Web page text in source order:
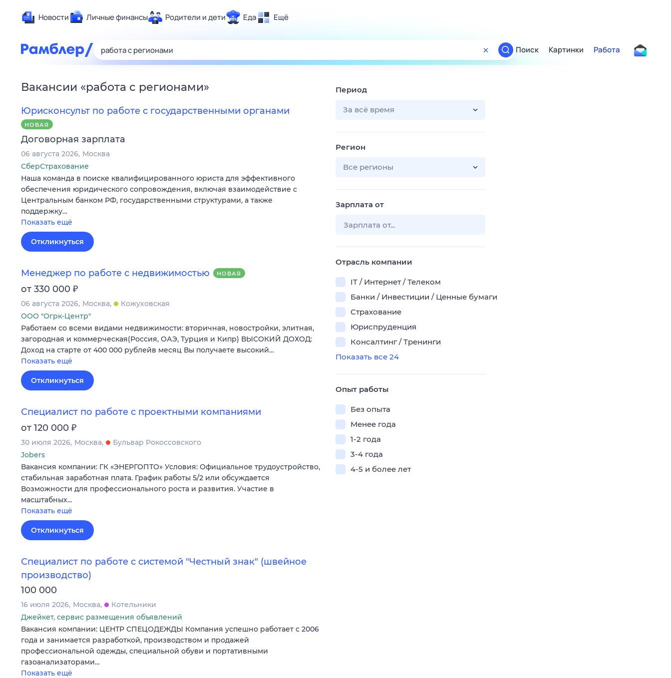
Новости Личные финансы Родители и дети Еда Ещё
Развлечения и отдых
Спорт
Карьера
Гороскопы
Поиск
ТВ-программа
Поиск Картинки Работа
Вакансии «работа с регионами»
Юрисконсульт по работе с государственными органами
НОВАЯ
Договорная зарплата
06 августа 2026 Москва
СберСтрахование
Наша команда в поиске квалифицированного юриста для эффективного
обеспечения юридического сопровождения, включая взаимодействие с
Центральным банком РФ, государственными структурами, а также
поддержку…
Показать ещё
Откликнуться
Менеджер по работе с недвижимостью НОВАЯ
от 330 000 ₽
06 августа 2026 Москва
Кожуховская
ООО "Огрк-Центр"
Работаем со всеми видами недвижимости: вторичная, новостройки, элитная,
загородная и коммерческая(Россия, ОАЭ, Турция и Кипр) ВЫСОКИЙ ДОХОД:
Доход на старте от 400 000 рублейв месяц Вы получаете высокий…
Показать ещё
Откликнуться
Специалист по работе с проектными компаниями
от 120 000 ₽
30 июля 2026 Москва
Бульвар Рокоссовского
Jobers
Вакансия компании: ГК «ЭНЕРГОПТО» Условия: Официальное трудоустройство,
стабильная заработная плата. График работы 5/2 или обсуждается
Возможности для профессионального роста и развития. Участие в
масштабных…
Показать ещё
Откликнуться
Специалист по работе с системой "Честный знак" (швейное
производство)
100 000
16 июля 2026 Москва
Котельники
Джейкет, сервис размещения объявлений
Вакансия компании: ЦЕНТР СПЕЦОДЕЖДЫ Компания успешно работает с 2006
года и занимается разработкой, производством и продажей
профессиональной одежды, специальной обуви и портативными
газоанализаторами…
Показать ещё
Период
За всё время
Регион
Все регионы
Зарплата от
Отрасль компании
IT / Интернет / Телеком
Банки / Инвестиции / Ценные бумаги
Страхование
Юриспруденция
Консалтинг / Тренинги
Показать все 24
Опыт работы
Без опыта
Менее года
1-2 года
3-4 года
4-5 и более лет